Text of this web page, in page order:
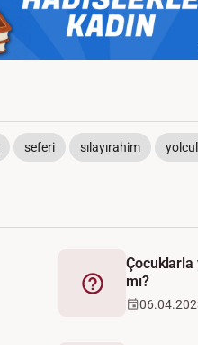
seferi sılayırahim
Fetva
Çocuklarla
mı?